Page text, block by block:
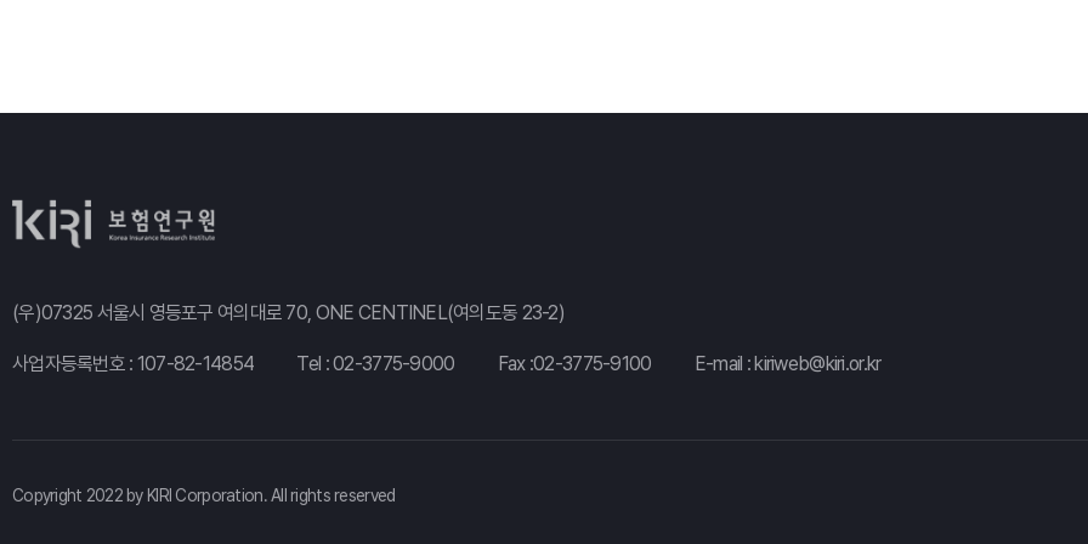
(우)07325 서울시 영등포구 여의대로 70, ONE CENTINEL(여의도동 23-2)
사업자등록번호 : 107-82-14854 Tel :02-3775-9000 Fax :02-3775-9100 E-mail :kiriweb@kiri.or.kr
Copyright 2022 by KIRI Corporation. All rights reserved